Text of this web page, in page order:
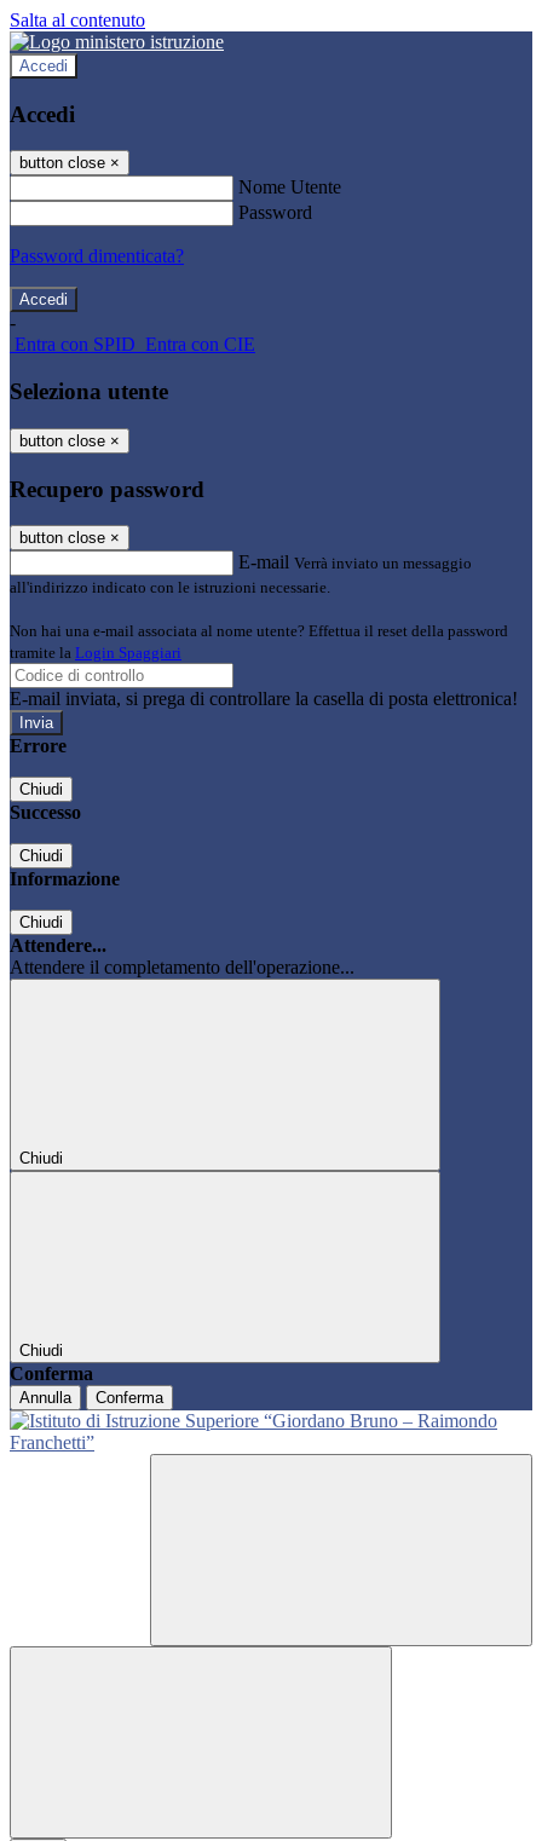
Salta al contenuto
Accedi
Accedi
button close ×
Nome Utente
Password
Password dimenticata?
-
Entra con SPID Entra con CIE
Seleziona utente
button close ×
Recupero password
button close ×
E-mail Verrà inviato un messaggio
all'indirizzo indicato con le istruzioni necessarie.
Non hai una e-mail associata al nome utente? Effettua il reset della password
tramite la Login Spaggiari
E-mail inviata, si prega di controllare la casella di posta elettronica!
Errore
Chiudi
Successo
Chiudi
Informazione
Chiudi
Attendere...
Attendere il completamento dell'operazione...
Chiudi
Chiudi
Conferma
Annulla Conferma